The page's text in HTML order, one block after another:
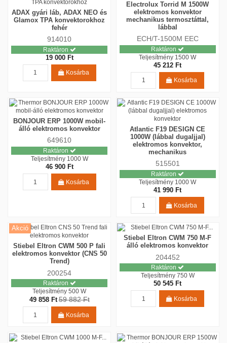
ADAX gyári láb, ADAX NEO és
Glamox TPA konvektorokhoz
fehér
914010
Raktáron
19 000 Ft
Kosárba
Electrolux Torrid M 1500W
elektromos konvektor
mechanikus termosztáttal,
lábbal
ECH/T-1500M EEC
Raktáron
Teljesítmény 1500 W
45 212 Ft
Kosárba
BONJOUR ERP 1000W mobil-
álló elektromos konvektor
649610
Raktáron
Teljesítmény 1000 W
46 900 Ft
Kosárba
Atlantic F19 DESIGN CE
1000W (lábbal dugaljjal)
elektromos konvektor,
mechanikus
515501
Raktáron
Teljesítmény 1000 W
41 990 Ft
Kosárba
Akció
Stiebel Eltron CWM 500 P fali
elektromos konvektor (CNS 50
Trend)
200254
Raktáron
Teljesítmény500 W
49 858 Ft 59 882 Ft
Kosárba
Stiebel Eltron CWM 750 M-F
álló elektromos konvektor
204452
Raktáron
Teljesítmény 750 W
50 545 Ft
Kosárba